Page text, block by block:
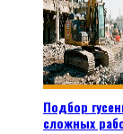
Подбор
сложных